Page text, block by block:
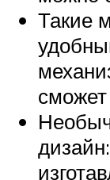
Такие